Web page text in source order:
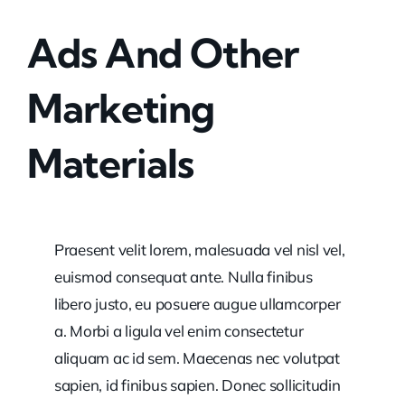
Ads And Other
Marketing
Materials
Praesent velit lorem, malesuada vel nisl vel,
euismod consequat ante. Nulla finibus
libero justo, eu posuere augue ullamcorper
a. Morbi a ligula vel enim consectetur
aliquam ac id sem. Maecenas nec volutpat
sapien, id finibus sapien. Donec sollicitudin